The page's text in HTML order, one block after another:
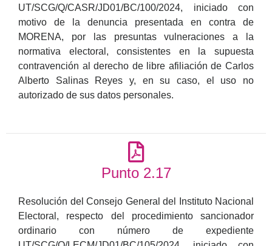
UT/SCG/Q/CASR/JD01/BC/100/2024, iniciado con
motivo de la denuncia presentada en contra de
MORENA, por las presuntas vulneraciones a la
normativa electoral, consistentes en la supuesta
contravención al derecho de libre afiliación de Carlos
Alberto Salinas Reyes y, en su caso, el uso no
autorizado de sus datos personales.
Punto 2.17
Resolución del Consejo General del Instituto Nacional
Electoral, respecto del procedimiento sancionador
ordinario con número de expediente